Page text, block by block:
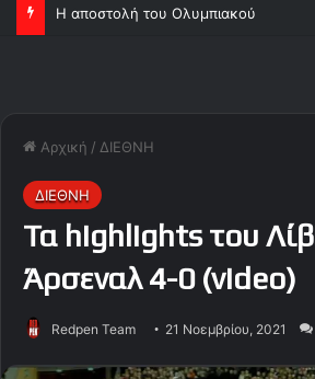
Η αποστολή του Ολυμπιακού
Αρχική / ΔΙΕΘΝΗ
ΔΙΕΘΝΗ
Τα highlights του
Άρσεναλ 4-0 (video)
Redpen Team 21 Νοεμβρίου, 2021